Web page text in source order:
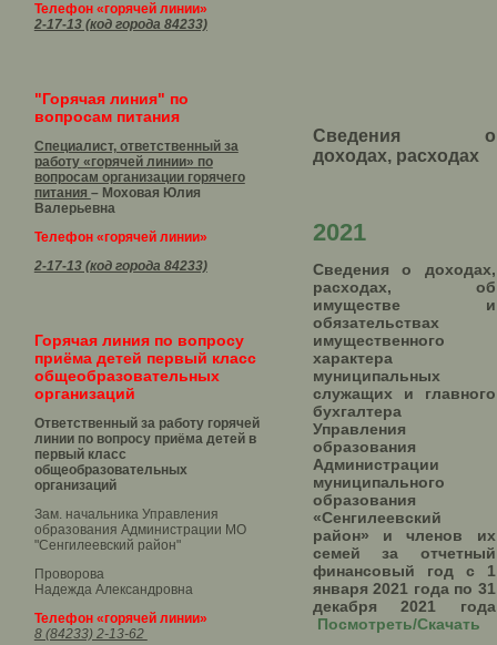
Телефон «горячей линии»
2-17-13 (код города 84233)
"Горячая линия" по
вопросам питания
Специалист, ответственный за
работу «горячей линии» по
вопросам организации горячего
питания – Моховая Юлия
Валерьевна
Телефон «горячей линии»
2-17-13 (код города 84233)
Горячая линия по вопросу
приёма детей первый класс
общеобразовательных
организаций
Ответственный за работу горячей
линии по вопросу приёма детей в
первый класс
общеобразовательных
организаций
Зам. начальника Управления
образования Администрации МО
"Сенгилеевский район"
Проворова
Надежда Александровна
Телефон «горячей линии»
8 (84233) 2-13-62
Сведения о
доходах, расходах
2021
Сведения о доходах,
расходах, об
имуществе и
обязательствах
имущественного
характера
муниципальных
служащих и главного
бухгалтера
Управления
образования
Администрации
муниципального
образования
«Сенгилеевский
район» и членов их
семей за отчетный
финансовый год с 1
января 2021 года по 31
декабря 2021 года
Посмотреть/Скачать